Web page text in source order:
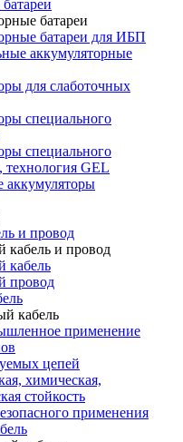
батареи
батареи для ИБП
аккумуляторные
для слаботочных
специального
специального
технология GEL
аккумуляторы
и провод
и провод
кабель
провод
кабель
применение
цепей
химическая,
стойкость
применения